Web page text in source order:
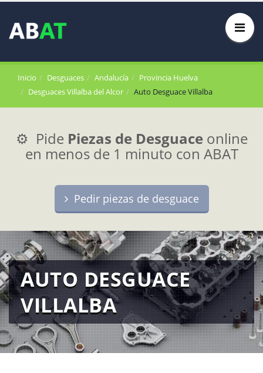
Inicio Desguaces Andalucía
Provincia Huelva
Desguaces Villalba del Alcor
Auto Desguace Villalba
⚙️ Pide Piezas de Desguace online
en menos de 1 minuto con ABAT
Pedir piezas de desguace
AUTO DESGUACE
VILLALBA